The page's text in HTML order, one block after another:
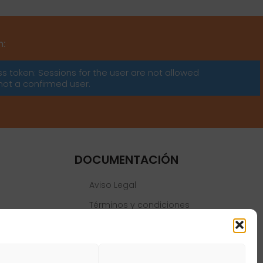
token: Sessions for the user are not allowed
a confirmed user.
DOCUMENTACIÓN
Aviso Legal
Términos y condiciones